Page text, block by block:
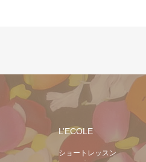
L’ECOLE
ショートレッスン